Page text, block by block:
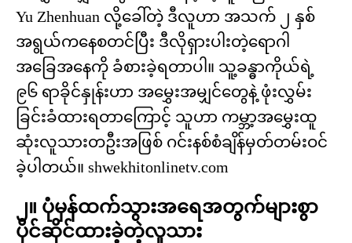
Yu Zhenhuan လို့ခေါ်တဲ့ ဒီလူဟာ အသက် ၂ နှစ်
အရွယ်ကနေစတင်ပြီး ဒီလိုရှားပါးတဲ့ရောဂါ
အခြေအနေကို ခံစားခဲ့ရတာပါ။ သူ့ခန္ဓာကိုယ်ရဲ့
၉၆ ရာခိုင်နှုန်းဟာ အမွှေးအမျှင်တွေနဲ့ ဖုံးလွှမ်း
ခြင်းခံထားရတာကြောင့် သူဟာ ကမ္ဘာ့အမွှေးထူ
ဆုံးလူသားတဦးအဖြစ် ဂင်းနစ်စံချိန်မှတ်တမ်းဝင်
ခဲ့ပါတယ်။ shwekhitonlinetv.com
၂။ ပုံမှန်ထက်သွားအရေအတွက်များစွာ
ပိုင်ဆိုင်ထားခဲ့တဲ့လူသား